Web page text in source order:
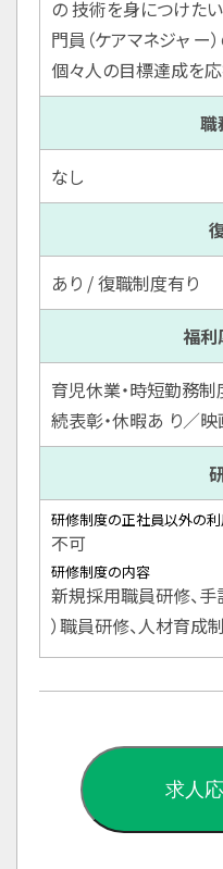
の 技術を身につけた
門員（ケアマネジャ ー
個々人の目標達成を応
職
なし
あり / 復職制度有り
福利
育児休業・時短勤務
続表彰・休暇あ り／映
研修制度の正社員以外の
不可
研修制度の内容
新規採用職員研修、手
）職員研修、人材育成
求人